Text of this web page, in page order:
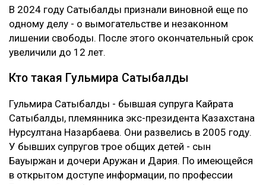
В 2024 году Сатыбалды признали виновной еще по
одному делу - о вымогательстве и незаконном
лишении свободы. После этого окончательный срок
увеличили до 12 лет.
Кто такая Гульмира Сатыбалды
Гульмира Сатыбалды - бывшая супруга Кайрата
Сатыбалды, племянника экс-президента Казахстана
Нурсултана Назарбаева. Они развелись в 2005 году.
У бывших супругов трое общих детей - сын
Бауыржан и дочери Аружан и Дария. По имеющейся
в открытом доступе информации, по профессии